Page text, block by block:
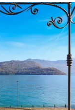
Fenaroli
vez con la
este jardín, el
de varios
otro zona
secuoya